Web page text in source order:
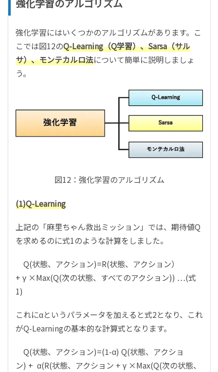
強化学習のアルゴリズム
強化学習にはいくつかのアルゴリズムがあります。こ
こでは図12のQ-Learning（Q学習）、Sarsa（サル
サ）、モンテカルロ法について簡単に説明しましょ
う。
図12：強化学習のアルゴリズム
(1)Q-Learning
上記の「麻里ちゃん救出ミッション」では、期待値Q
を求めるのに式1のような計算をしました。
Q(状態、アクション)=R(状態、アクション）
+ γ ×Max(Q(次の状態、すべてのアクション)) …(式
1)
これにαというパラメータを加えると式2となり、これ
がQ-Learningの基本的な計算式となります。
Q(状態、アクション)=(1-α) Q(状態、アクショ
ン) + α(R(状態、アクション + γ ×Max(Q(次の状態、